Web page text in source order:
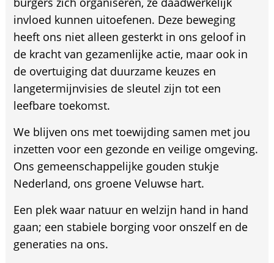
invloed kunnen uitoefenen. Deze beweging
heeft ons niet alleen gesterkt in ons geloof in
de kracht van gezamenlijke actie, maar ook in
de overtuiging dat duurzame keuzes en
langetermijnvisies de sleutel zijn tot een
leefbare toekomst.
We blijven ons met toewijding samen met jou
inzetten voor een gezonde en veilige omgeving.
Ons gemeenschappelijke gouden stukje
Nederland, ons groene Veluwse hart.
Een plek waar natuur en welzijn hand in hand
gaan; een stabiele borging voor onszelf en de
generaties na ons.